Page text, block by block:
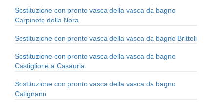
Sostituzione con pronto vasca della vasca da bagno
Carpineto della Nora
Sostituzione con pronto vasca della vasca da bagno Brittoli
Sostituzione con pronto vasca della vasca da bagno
Castiglione a Casauria
Sostituzione con pronto vasca della vasca da bagno
Catignano